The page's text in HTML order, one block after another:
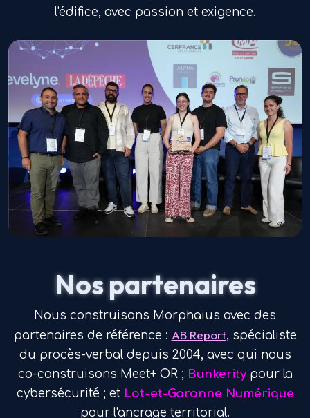
l'édifice, avec passion et exigence.
Nos partenaires
Nous construisons Morphaius avec des
partenaires de référence : AB Report, spécialiste
du procès-verbal depuis 2004, avec qui nous
co-construisons Meet+ OR ; Bunkeritypour la
cybersécurité ; et Lot-et-Garonne Numérique
pour l'ancrage territorial.